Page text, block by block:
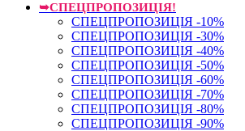
➥СПЕЦПРОПОЗИЦІЯ!
СПЕЦПРОПОЗИЦІЯ -10%
СПЕЦПРОПОЗИЦІЯ -30%
СПЕЦПРОПОЗИЦІЯ -40%
СПЕЦПРОПОЗИЦІЯ -50%
СПЕЦПРОПОЗИЦІЯ -60%
СПЕЦПРОПОЗИЦІЯ -70%
СПЕЦПРОПОЗИЦІЯ -80%
СПЕЦПРОПОЗИЦІЯ -90%